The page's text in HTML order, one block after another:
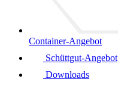
Container-Angebot
Schüttgut-Angebot
Downloads